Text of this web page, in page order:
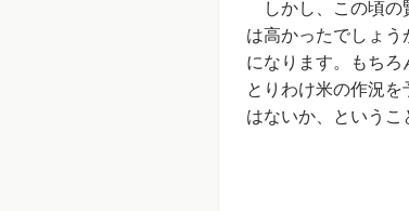
しかし、この頃の
は高かったでしょ
になります。もち
とりわけ米の作況
はないか、というこ